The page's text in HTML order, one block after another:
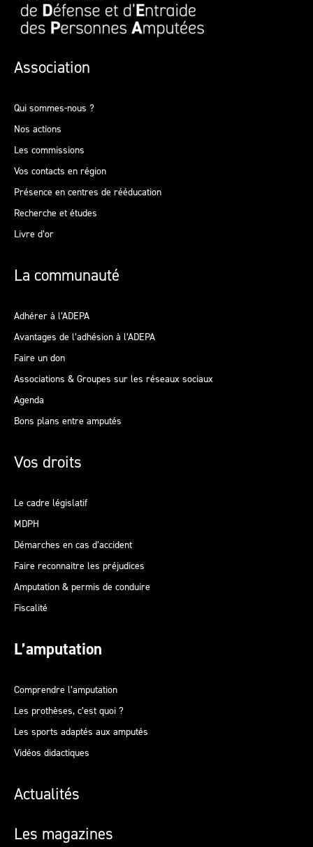
Association
Qui sommes-nous ?
Nos actions
Les commissions
Vos contacts en région
Présence en centres de rééducation
Recherche et études
Livre d’or
La communauté
Adhérer à l’ADEPA
Avantages de l’adhésion à l’ADEPA
Faire un don
Associations & Groupes sur les réseaux sociaux
Agenda
Bons plans entre amputés
Vos droits
Le cadre législatif
MDPH
Démarches en cas d’accident
Faire reconnaitre les préjudices
Amputation & permis de conduire
Fiscalité
L’amputation
Comprendre l’amputation
Les prothèses, c’est quoi ?
Les sports adaptés aux amputés
Vidéos didactiques
Actualités
Les magazines